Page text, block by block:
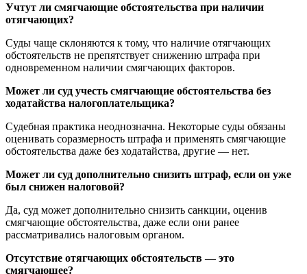
Учтут ли смягчающие обстоятельства при наличии
отягчающих?
Суды чаще склоняются к тому, что наличие отягчающих
обстоятельств не препятствует снижению штрафа при
одновременном наличии смягчающих факторов.
Может ли суд учесть смягчающие обстоятельства без
ходатайства налогоплательщика?
Судебная практика неоднозначна. Некоторые суды обязаны
оценивать соразмерность штрафа и применять смягчающие
обстоятельства даже без ходатайства, другие — нет.
Может ли суд дополнительно снизить штраф, если он уже
был снижен налоговой?
Да, суд может дополнительно снизить санкции, оценив
смягчающие обстоятельства, даже если они ранее
рассматривались налоговым органом.
Отсутствие отягчающих обстоятельств — это
смягчающее?